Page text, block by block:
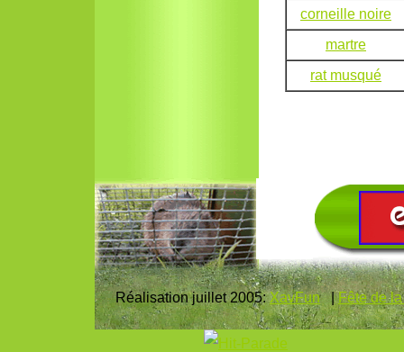
corneille noire
martre
rat musqué
Réalisation juillet 2005:XavFun|Fête de